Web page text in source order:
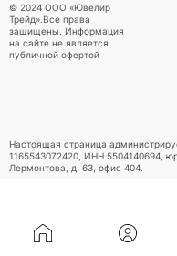
© 2024 ООО «Ювелир
Трейд».Все права
защищены. Информация
на сайте не является
публичной офертой
Настоящая страница
1165543072420, ИНН 5504140694,
Лермонтова, д. 63, офис 404.